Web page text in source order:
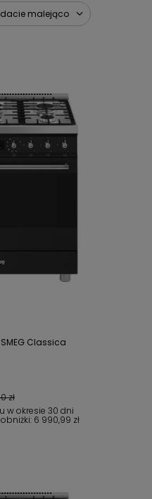
dacie malejąco
Classica
zł
w okresie 30 dni
6 990,99 zł